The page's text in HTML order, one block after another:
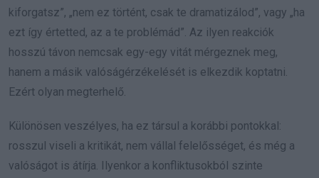
kiforgatsz”, „nem ez történt, csak te dramatizálod”, vagy „ha
ezt így értetted, az a te problémád”. Az ilyen reakciók
hosszú távon nemcsak egy-egy vitát mérgeznek meg,
hanem a másik valóságérzékelését is elkezdik koptatni.
Ezért olyan megterhelő.
Különösen veszélyes, ha ez társul a korábbi pontokkal:
rosszul viseli a kritikát, nem vállal felelősséget, és még a
valóságot is átírja. Ilyenkor a konfliktusokból szinte